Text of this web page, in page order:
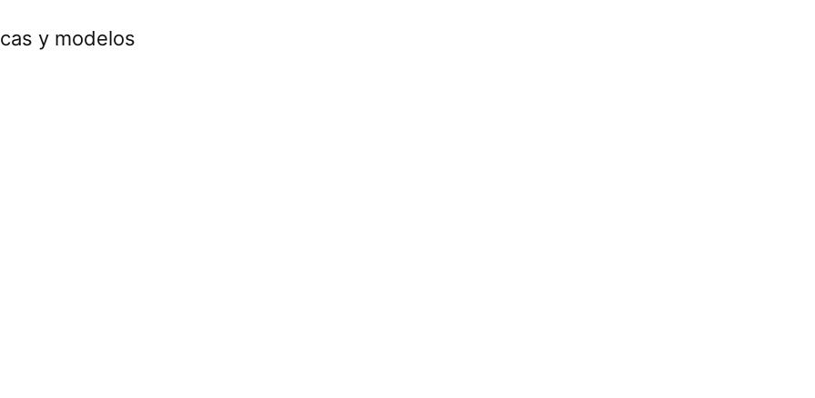
y modelos